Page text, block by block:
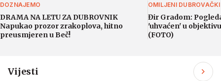
DOZNAJEMO
DRAMA NA LETU ZA DUBROVNIK
Napukao prozor zrakoplova, hitno
preusmjeren u Beč!
OMILJENI
Đir Gradom:
'uhvaćen' u
(FOTO)
Vijesti